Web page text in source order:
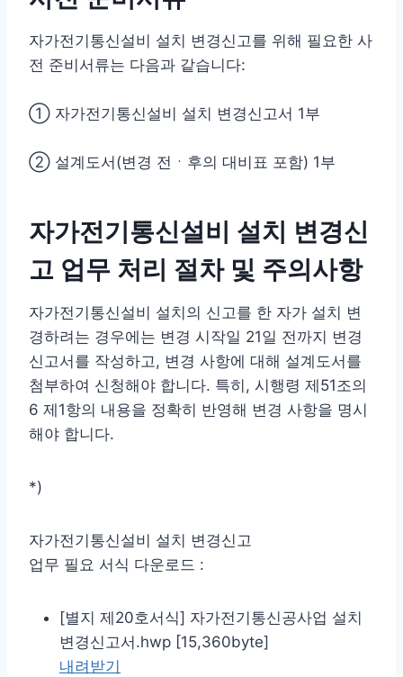
자가전기통신설비 설치 변경신고를 위해 필요한 사
전 준비서류는 다음과 같습니다:
① 자가전기통신설비 설치 변경신고서 1부
② 설계도서(변경 전ㆍ후의 대비표 포함) 1부
자가전기통신설비 설치 변경신
고 업무 처리 절차 및 주의사항
자가전기통신설비 설치의 신고를 한 자가 설치 변
경하려는 경우에는 변경 시작일 21일 전까지 변경
신고서를 작성하고, 변경 사항에 대해 설계도서를
첨부하여 신청해야 합니다. 특히, 시행령 제51조의
6 제1항의 내용을 정확히 반영해 변경 사항을 명시
해야 합니다.
*)
자가전기통신설비 설치 변경신고
업무 필요 서식 다운로드 :
[별지 제20호서식] 자가전기통신공사업 설치
변경신고서.hwp [15,360byte]
내려받기